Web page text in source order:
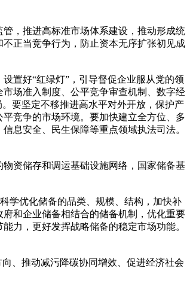
，推进高标准市场体系建设，推动形成统
正当竞争行为，防止资本无序扩张初见成
置好“红绿灯”，引导督促企业服从党的领
场准入制度、公平竞争审查机制、数字经
要坚定不移推进高水平对外开放，保护产
竞争的市场环境。要加快建立全方位、多
息安全、民生保障等重点领域执法司法。
资储存和调运基础设施网络，国家储备基
学优化储备的品类、规模、结构，加快补
和企业储备相结合的储备机制，优化重要
力，更好发挥战略储备的稳定市场功能。
、推动减污降碳协同增效、促进经济社会